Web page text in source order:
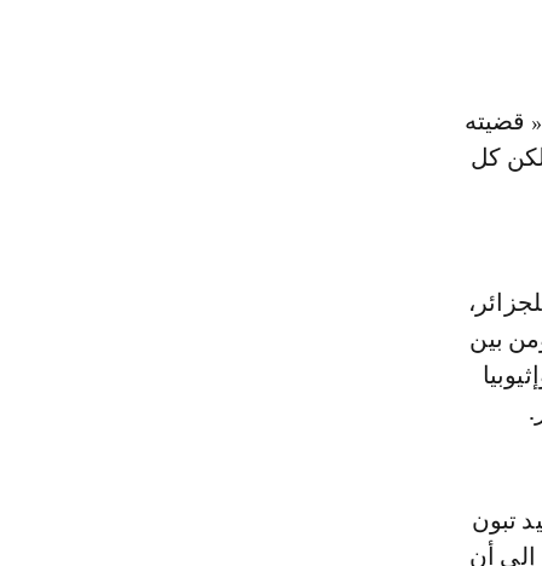
قضيته
كل
بين
تبون
أن